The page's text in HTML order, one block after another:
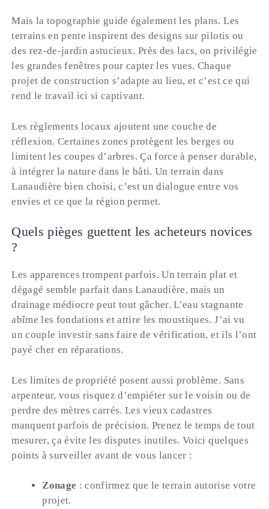
Mais la topographie guide également les plans. Les
terrains en pente inspirent des designs sur pilotis ou
des rez-de-jardin astucieux. Près des lacs, on privilégie
les grandes fenêtres pour capter les vues. Chaque
projet de construction s’adapte au lieu, et c’est ce qui
rend le travail ici si captivant.
Les règlements locaux ajoutent une couche de
réflexion. Certaines zones protègent les berges ou
limitent les coupes d’arbres. Ça force à penser durable,
à intégrer la nature dans le bâti. Un terrain dans
Lanaudière bien choisi, c’est un dialogue entre vos
envies et ce que la région permet.
Quels pièges guettent les acheteurs novices
?
Les apparences trompent parfois. Un terrain plat et
dégagé semble parfait dans Lanaudière, mais un
drainage médiocre peut tout gâcher. L’eau stagnante
abîme les fondations et attire les moustiques. J’ai vu
un couple investir sans faire de vérification, et ils l’ont
payé cher en réparations.
Les limites de propriété posent aussi problème. Sans
arpenteur, vous risquez d’empiéter sur le voisin ou de
perdre des mètres carrés. Les vieux cadastres
manquent parfois de précision. Prenez le temps de tout
mesurer, ça évite les disputes inutiles. Voici quelques
points à surveiller avant de vous lancer :
Zonage : confirmez que le terrain autorise votre
projet.